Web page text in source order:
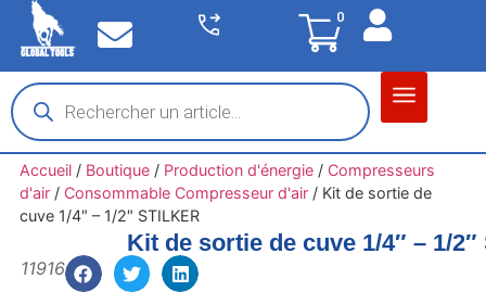
0
Accueil/ Boutique/ Production d'énergie/ Compresseurs
d'air/ Consommable Compresseur d'air/ Kit de sortie de
cuve 1/4″ – 1/2″ STILKER
Kit de sortie de cuve 1/4″ – 1/2″
11916